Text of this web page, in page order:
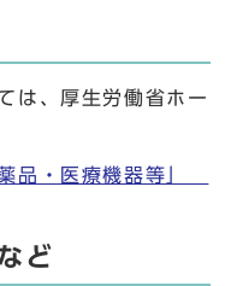
は、厚生労働省ホー
品・医療機器等」
ど